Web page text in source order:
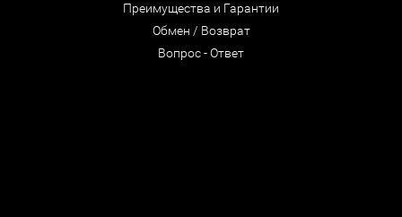
Преимущества и Гарантии
Обмен / Возврат
Вопрос - Ответ